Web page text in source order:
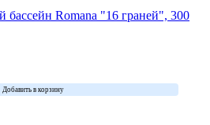
бассейн Romana "16 граней", 300
Добавить в корзину